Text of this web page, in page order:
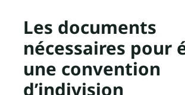
Les documents
nécessaires pour
une convention
d’indivision